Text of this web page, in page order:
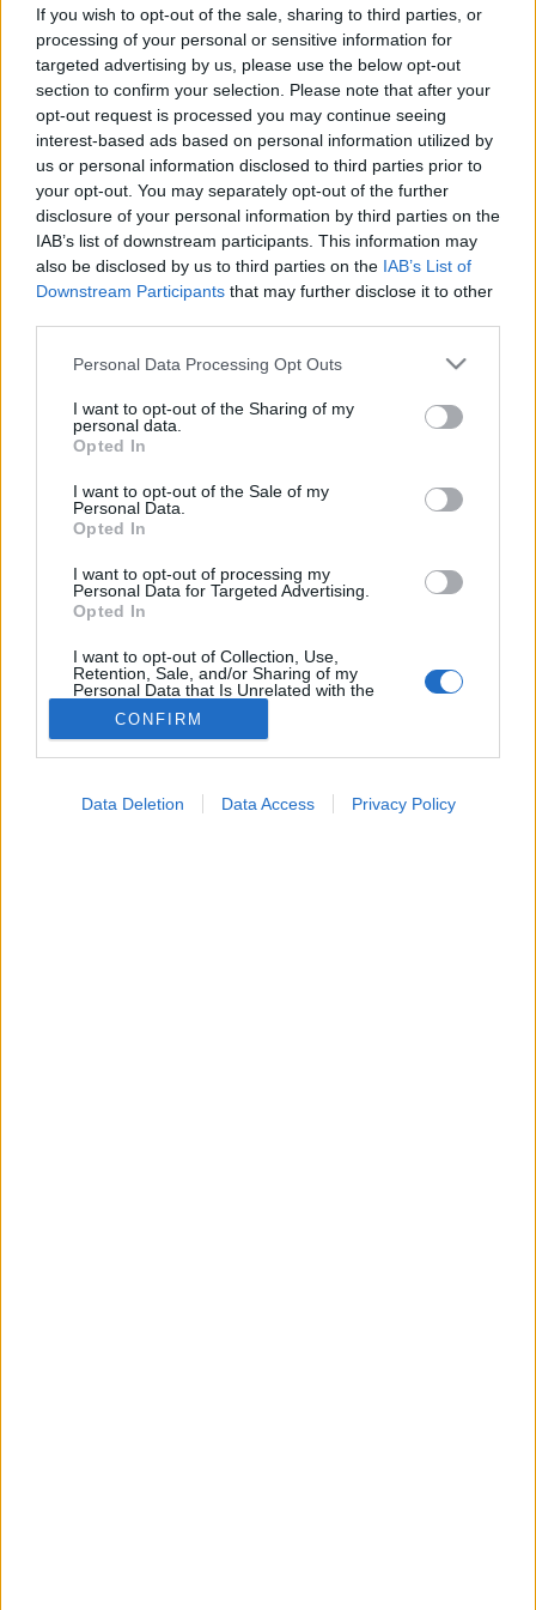
If you wish to opt-out of the sale, sharing to third parties, or
processing of your personal or sensitive information for
targeted advertising by us, please use the below opt-out
section to confirm your selection. Please note that after your
opt-out request is processed you may continue seeing
interest-based ads based on personal information utilized by
us or personal information disclosed to third parties prior to
your opt-out. You may separately opt-out of the further
disclosure of your personal information by third parties on the
IAB’s list of downstream participants. This information may
also be disclosed by us to third parties on the IAB’s List of
Downstream Participants that may further disclose it to other
Please note that this website/app uses one or more Google
not limited to your visit or usage behaviour. You may click to
grant or deny consent to Google and its third-party tags to
use your data for below specified purposes in below Google
consent section.
Personal Data Processing Opt Outs
I want to opt-out of the Sharing of my
personal data.
Opted In
I want to opt-out of the Sale of my
Personal Data.
Opted In
I want to opt-out of processing my
Personal Data for Targeted Advertising.
Opted In
I want to opt-out of Collection, Use,
Retention, Sale, and/or Sharing of my
Personal Data that Is Unrelated with the
Purposes for which it was collected.
Opted Out
CONFIRM
Data Deletion Data Access Privacy Policy
"Gyerünk, apukám!" kampánya
2024. december 17. 16:05
Küldés Küldés Messengeren